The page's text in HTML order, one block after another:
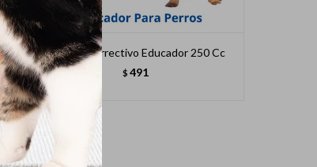
My Dog Correctivo Educador 250 Cc
$ 491